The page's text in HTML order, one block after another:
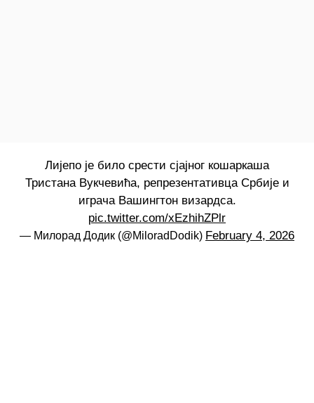
Лијепо је било срести сјaјног кошаркаша
Тристанa Вукчевићa, репрезентативцa Србије и
играчa Вашингтон визардса.
pic.twitter.com/xEzhihZPlr
— Милорад Додик (@MiloradDodik) February 4, 2026